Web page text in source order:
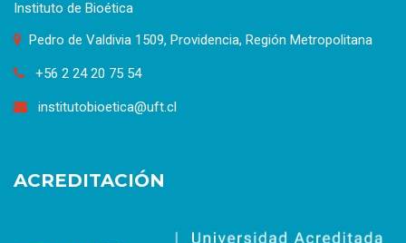
Instituto de Bioética
Pedro de Valdivia 1509, Providencia, Región Metropolitana
+56 2 24 20 75 54
institutobioetica@uft.cl
ACREDITACIÓN